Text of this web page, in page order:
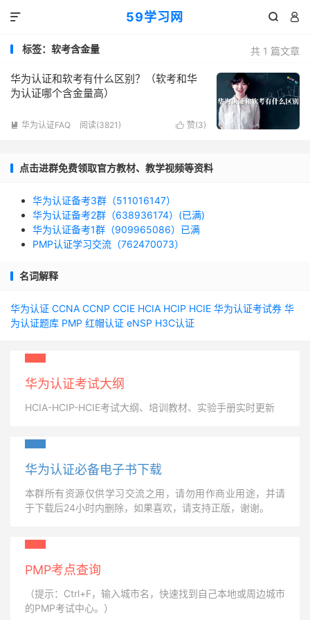
59学习网  

共 1 篇文章
标签：软考含金量
华为认证和软考有什么区别？（软考和华
为认证哪个含金量高）
 赞(3)
 华为认证FAQ 阅读(3821)
点击进群免费领取官方教材、教学视频等资料
华为认证备考3群（511016147）
华为认证备考2群（638936174）(已满)
华为认证备考1群（909965086）已满
PMP认证学习交流（762470073）
名词解释
华为认证 CCNA CCNP CCIE HCIA HCIP HCIE 华为认证考试券 华
为认证题库 PMP 红帽认证 eNSP H3C认证
华为认证考试大纲
HCIA-HCIP-HCIE考试大纲、培训教材、实验手册实时更新
华为认证必备电子书下载
本群所有资源仅供学习交流之用，请勿用作商业用途，并请
于下载后24小时内删除，如果喜欢，请支持正版，谢谢。
PMP考点查询
（提示：Ctrl+F，输入城市名，快速找到自己本地或周边城市
的PMP考试中心。）